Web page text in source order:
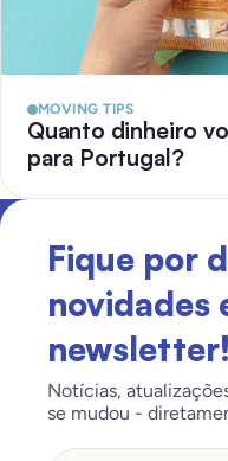
MOVING TIPS
Quanto dinheiro
para Portugal?
Fique por
novidades
newsletter!
Notícias,
se mudou -